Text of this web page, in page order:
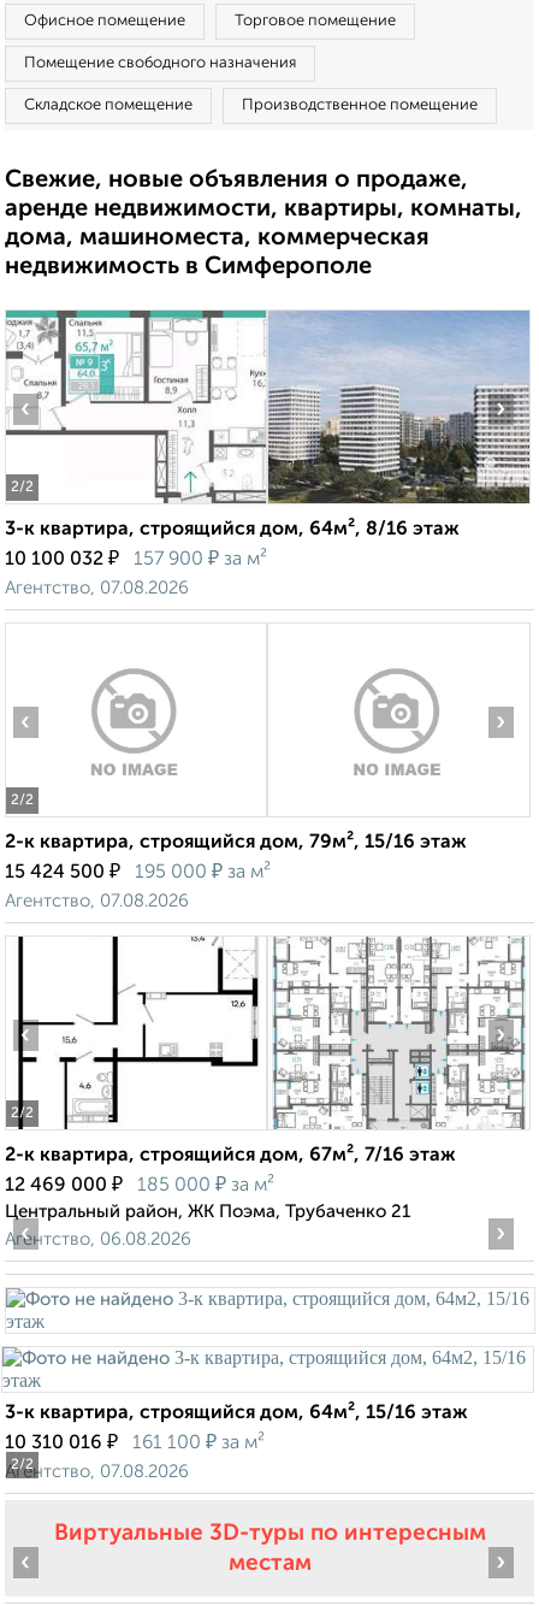
Офисное помещение Торговое помещение
Помещение свободного назначения
Складское помещение Производственное помещение
Свежие, новые объявления о продаже,
аренде недвижимости, квартиры, комнаты,
дома, машиноместа, коммерческая
недвижимость в Симферополе
2/2
‹ ›
3-к квартира, строящийся дом, 64м², 8/16 этаж
10 100 032 ₽ 157 900 ₽ за м²
Агентство, 07.08.2026
2/2
‹ ›
2-к квартира, строящийся дом, 79м², 15/16 этаж
15 424 500 ₽ 195 000 ₽ за м²
Агентство, 07.08.2026
2/2
‹ ›
2-к квартира, строящийся дом, 67м², 7/16 этаж
12 469 000 ₽ 185 000 ₽ за м²
Центральный район, ЖК Поэма, Трубаченко 21
Агентство, 06.08.2026
2/2
‹ ›
3-к квартира, строящийся дом, 64м², 15/16 этаж
10 310 016 ₽ 161 100 ₽ за м²
Агентство, 07.08.2026
Виртуальные 3D-туры по интересным
местам
‹ ›